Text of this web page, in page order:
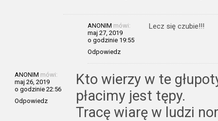
ANONIM mówi:
maj 27, 2019
o godzinie 19:55
Odpowiedz
Lecz się czubie!!!
ANONIM mówi:
maj 26, 2019
o godzinie 22:56
Odpowiedz
Kto wierzy w te
płacimy jest tępy.
Tracę wiarę w ludzi